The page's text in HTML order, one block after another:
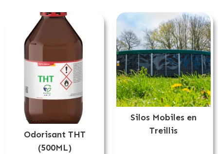
Odorisant THT
(500ML)
Silos Mobiles en
Treillis